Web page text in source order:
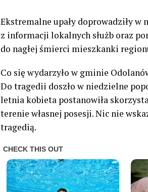
Ekstremalne upały doprowadziły
z informacji lokalnych służb oraz
do nagłej śmierci mieszkanki
Co się wydarzyło w gminie
Do tragedii doszło w niedzielne
letnia kobieta postanowiła
terenie własnej posesji. Nic nie
tragedią.